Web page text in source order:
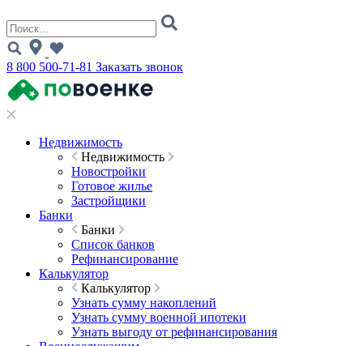
8 800 500-71-81 Заказать звонок
Недвижимость
Недвижимость
Новостройки
Готовое жилье
Застройщики
Банки
Банки
Список банков
Рефинансирование
Калькулятор
Калькулятор
Узнать сумму накоплений
Узнать сумму военной ипотеки
Узнать выгоду от рефинансирования